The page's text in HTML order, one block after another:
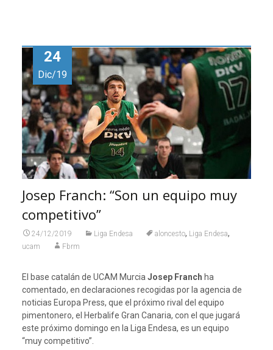
24
Dic/19
Josep Franch: “Son un equipo muy
competitivo”
24/12/2019 Liga Endesa aloncesto, Liga Endesa,
ucam Fbrm
El base catalán de UCAM MurciaJosep Franch ha
comentado, en declaraciones recogidas por la agencia de
noticias Europa Press, que el próximo rival del equipo
pimentonero, el Herbalife Gran Canaria, con el que jugará
este próximo domingo en la Liga Endesa, es un equipo
“muy competitivo”.